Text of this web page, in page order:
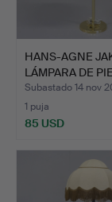
HANS-AGNE
LÁMPARA DE
MODEL…
Subastado 14 nov
1 puja
85 USD